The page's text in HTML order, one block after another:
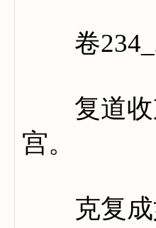
卷
复道收
宫。
克复成